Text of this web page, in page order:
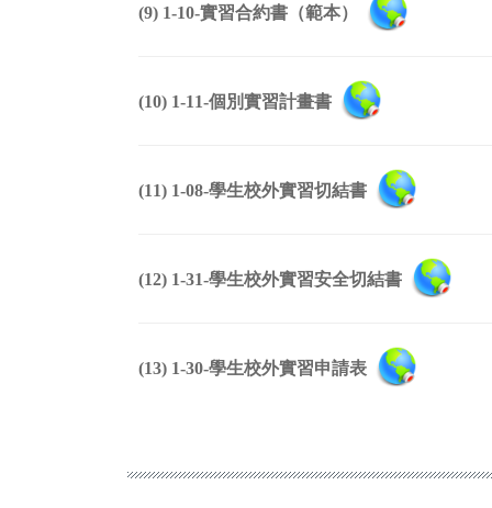
(9) 1-10-實習合約書（範本）
(10) 1-11-個別實習計畫書
(11) 1-08-學生校外實習切結書
(12) 1-31-學生校外實習安全切結書
(13) 1-30-學生校外實習申請表